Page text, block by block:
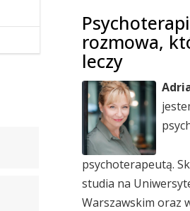
TERAPIA PAR
rozmowa,
leczy
psychoterapeutą.
studia na
Warszawskim oraz